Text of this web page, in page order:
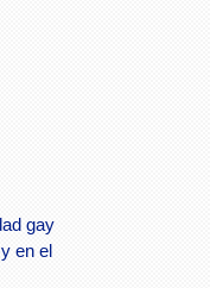
gay
en el